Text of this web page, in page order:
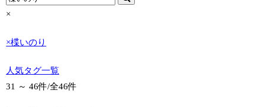
×
×楪いのり
人気タグ一覧
31 ～ 46件/全46件